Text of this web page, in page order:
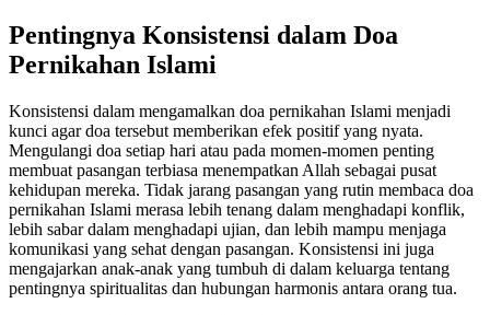
Pentingnya Konsistensi dalam Doa
Pernikahan Islami
Konsistensi dalam mengamalkan doa pernikahan Islami menjadi
kunci agar doa tersebut memberikan efek positif yang nyata.
Mengulangi doa setiap hari atau pada momen-momen penting
membuat pasangan terbiasa menempatkan Allah sebagai pusat
kehidupan mereka. Tidak jarang pasangan yang rutin membaca doa
pernikahan Islami merasa lebih tenang dalam menghadapi konflik,
lebih sabar dalam menghadapi ujian, dan lebih mampu menjaga
komunikasi yang sehat dengan pasangan. Konsistensi ini juga
mengajarkan anak-anak yang tumbuh di dalam keluarga tentang
pentingnya spiritualitas dan hubungan harmonis antara orang tua.